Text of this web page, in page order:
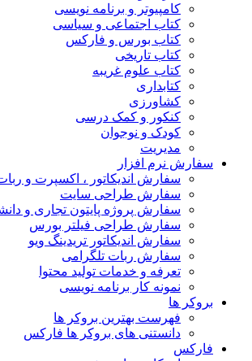
کامپیوتر و برنامه نویسی
کتاب اجتماعی و سیاسی
کتاب بورس و فارکس
کتاب تاریخی
کتاب علوم غریبه
کتابداری
کشاورزی
کنکور و کمک‌ درسی
کودک و نوجوان
مدیریت
سفارش نرم افزار
سفارش اندیکاتور ، اکسپرت و
سفارش طراحی سایت
سفارش پروژه پایتون تجاری و
سفارش طراحی فیلتر بورس
سفارش اندیکاتور تریدینگ ویو
سفارش ربات تلگرامی
تعرفه و خدمات تولید محتوا
نمونه کار برنامه نویسی
بروکر ها
فهرست بهترین بروکر ها
دانستنی های بروکر ها فارکس
فارکس